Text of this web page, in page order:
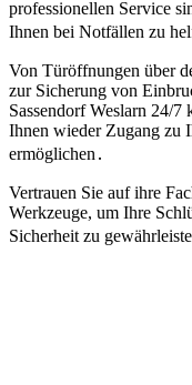
professionellen Service
Ihnen bei Notfällen zu
Von Türöffnungen über
zur Sicherung von
Sassendorf Weslarn 24/
Ihnen wieder Zugang zu
ermöglichen․
Vertrauen Sie auf ihre
Werkzeuge, um Ihre
Sicherheit zu